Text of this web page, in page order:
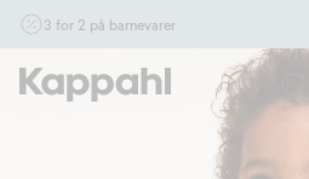
3 for 2 på barnevarer
Ikke Newbie. Gjelder når du handler 2 eller
17/8 i butikk & online for deg som er eller blir
andre tilbud eller rabatter.
Handle nå